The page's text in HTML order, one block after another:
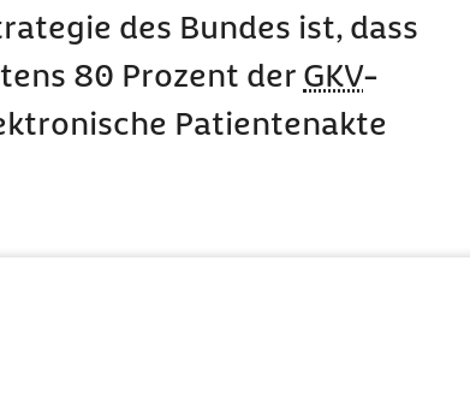
des Bundes ist, dass
80 Prozent der GKV-
Patientenakte
am 31.08.2022 hat die
Digitalstrategie beschlossen, die für
Rahmen für die Digitalpolitik
Wichtiges Ziel der Digitalisierung